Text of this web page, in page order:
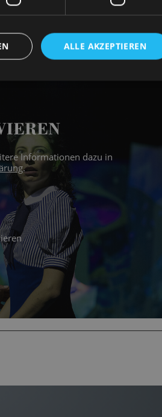
Informationen dazu in
.
ALLE AKZEPTIEREN